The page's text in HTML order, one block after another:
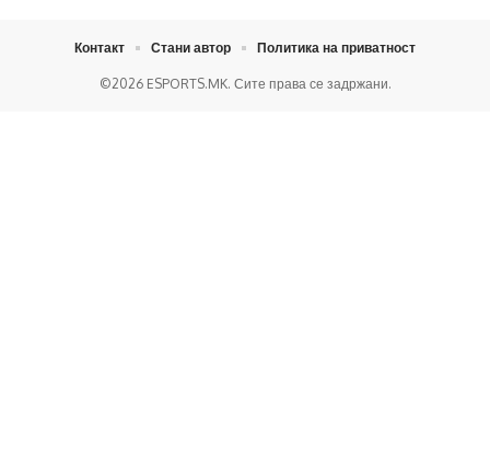
©2026 ESPORTS.MK. Сите права се задржани.
Контакт Стани автор Политика на приватност